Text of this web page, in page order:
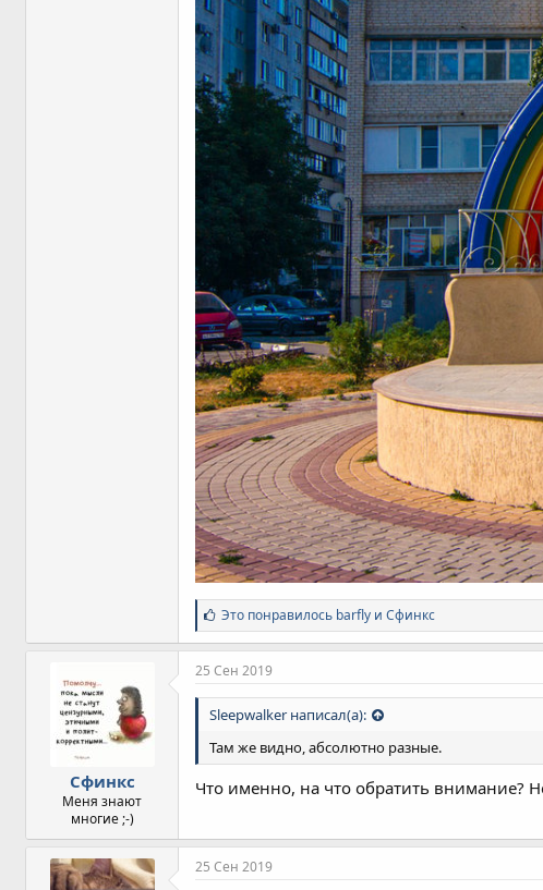
С
и
м
п
т
и
:
Это понравилось barfly иСфинкс
Сфинкс
Меня знают
многие ;-)
25 Сен 2019
Sleepwalker написал(а):
Там же видно, абсолютно разные.
Что именно, на что обратить внимание?
25 Сен 2019